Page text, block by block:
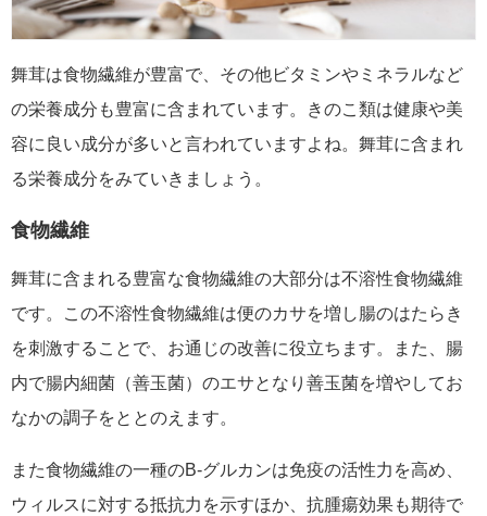
舞茸は食物繊維が豊富で、その他ビタミンやミネラルなど
の栄養成分も豊富に含まれています。きのこ類は健康や美
容に良い成分が多いと言われていますよね。舞茸に含まれ
る栄養成分をみていきましょう。
食物繊維
舞茸に含まれる豊富な食物繊維の大部分は不溶性食物繊維
です。この不溶性食物繊維は便のカサを増し腸のはたらき
を刺激することで、お通じの改善に役立ちます。また、腸
内で腸内細菌（善玉菌）のエサとなり善玉菌を増やしてお
なかの調子をととのえます。
また食物繊維の一種のB‐グルカンは免疫の活性力を高め、
ウィルスに対する抵抗力を示すほか、抗腫瘍効果も期待で